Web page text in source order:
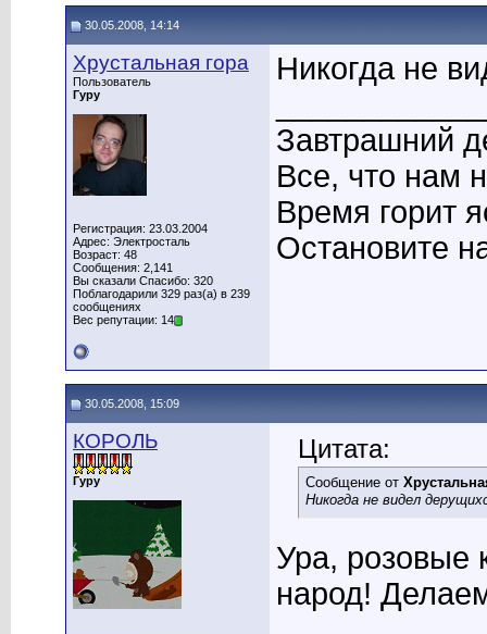
30.05.2008, 14:14
Хрустальная гора
Пользователь
Гуру
Регистрация: 23.03.2004
Адрес: Электросталь
Возраст: 48
Сообщения: 2,141
Вы сказали Спасибо: 320
Поблагодарили 329 раз(а) в 239
сообщениях
Вес репутации: 14
Никогда не
Завтрашний
Все, что нам
Время горит
Остановите
30.05.2008, 15:09
КОРОЛЬ
Гуру
Цитата:
Сообщение от
Никогда не видел
Ура, розовые
народ!